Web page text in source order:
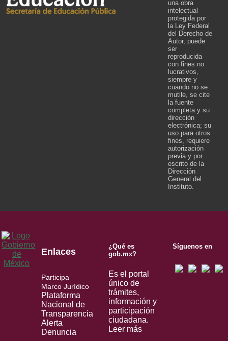
una obra
intelectual
protegida por
la Ley Federal
del Derecho de
Autor, puede
ser
reproducida
con fines no
lucrativos,
siempre y
cuando no se
mutile, se cite
la fuente
completa y su
dirección
electrónica; su
uso para otros
fines, requiere
autorización
previa y por
escrito de la
Dirección
General del
Instituto.
Enlaces
Participa
Marco Jurídico
Plataforma
Nacional de
Transparencia
Alerta
Denuncia
¿Qué es
gob.mx?
Es el portal
único de
trámites,
información y
participación
ciudadana.
Leer más
Síguenos en